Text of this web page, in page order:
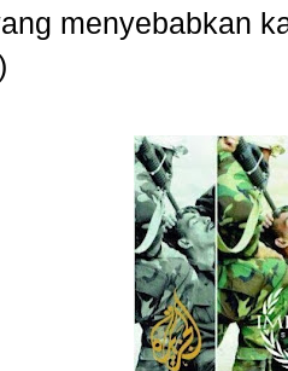
menyebabkan